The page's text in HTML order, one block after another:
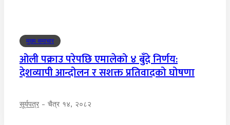
मुख्य समाचार
ओली पक्राउ परेपछि एमालेको ४ बुँदे निर्णय:
देशव्यापी आन्दोलन र सशक्त प्रतिवादको घोषणा
सूर्यपत्र - चैत्र १४, २०८२